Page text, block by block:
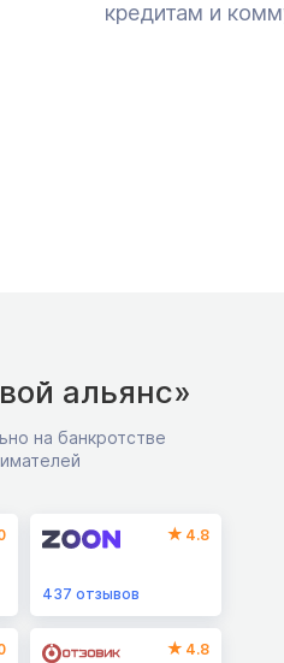
кредитам и
альянс»
на банкротстве
4.8
437 отзывов
4.8